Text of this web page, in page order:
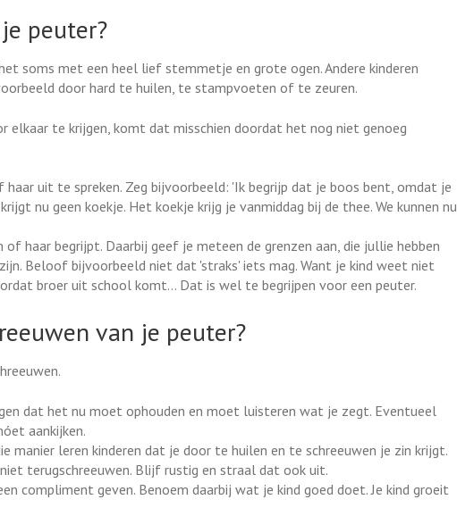
peuter?
soms met een heel lief stemmetje en grote ogen. Andere kinderen
door hard te huilen, te stampvoeten of te zeuren.
elkaar te krijgen, komt dat misschien doordat het nog niet genoeg
uit te spreken. Zeg bijvoorbeeld: 'Ik begrijp dat je boos bent, omdat je
nu geen koekje. Het koekje krijg je vanmiddag bij de thee. We kunnen nu
haar begrijpt. Daarbij geef je meteen de grenzen aan, die jullie hebben
Beloof bijvoorbeeld niet dat 'straks' iets mag. Want je kind weet niet
broer uit school komt... Dat is wel te begrijpen voor een peuter.
van je peuter?
dat het nu moet ophouden en moet luisteren wat je zegt. Eventueel
aankijken.
manier leren kinderen dat je door te huilen en te schreeuwen je zin krijgt.
terugschreeuwen. Blijf rustig en straal dat ook uit.
compliment geven. Benoem daarbij wat je kind goed doet. Je kind groeit